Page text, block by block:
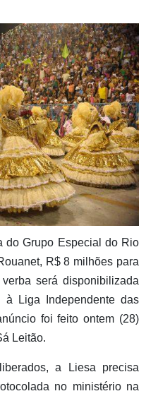
do Grupo Especial do Rio
R$ 8 milhões para
será disponibilizada
à Liga Independente das
foi feito ontem (28)
Leitão.
a Liesa precisa
no ministério na